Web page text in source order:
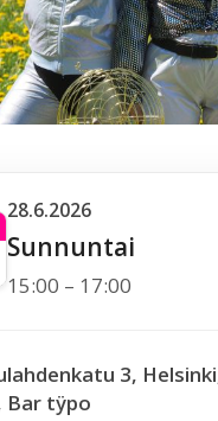
28.6.2026
Sunnuntai
15:00 – 17:00
3,
Bar tÿpo